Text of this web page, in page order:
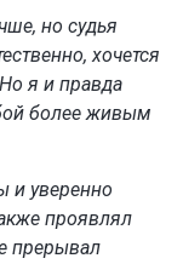
но судья
хочется
я и правда
более живым
и уверенно
проявлял
прерывал